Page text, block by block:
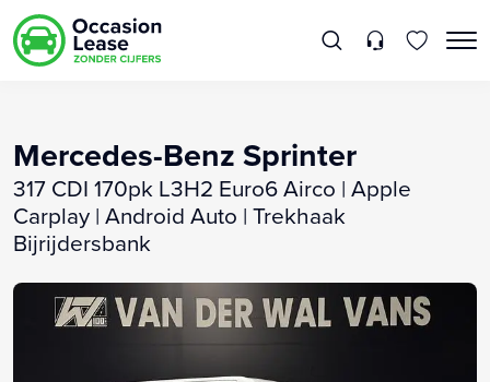
Mercedes-Benz Sprinter
317 CDI 170pk L3H2 Euro6 Airco | Apple
Carplay | Android Auto | Trekhaak
Bijrijdersbank